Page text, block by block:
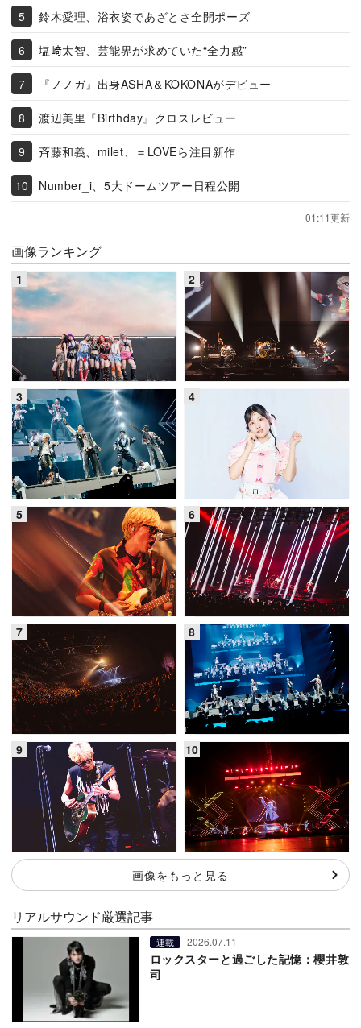
鈴木愛理、浴衣姿であざとさ全開ポーズ
塩﨑太智、芸能界が求めていた“全力感”
『ノノガ』出身ASHA＆KOKONAがデビュー
渡辺美里『Birthday』クロスレビュー
斉藤和義、milet、＝LOVEら注目新作
Number_i、5大ドームツアー日程公開
01:11更新
画像ランキング
画像をもっと見る
リアルサウンド厳選記事
連載 2026.07.11
ロックスターと過ごした記憶：櫻井敦
司